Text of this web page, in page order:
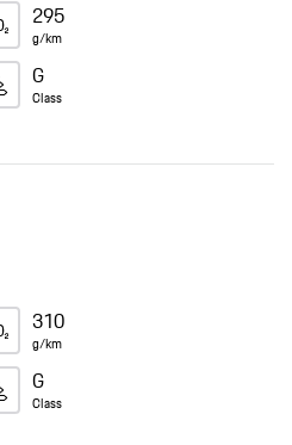
295
g/km
G
Class
310
g/km
G
Class